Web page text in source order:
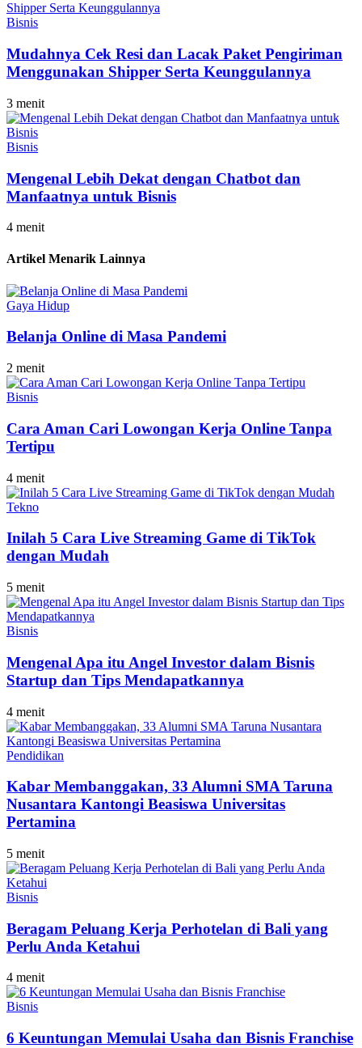
Bisnis
Mudahnya Cek Resi dan Lacak Paket Pengiriman
Menggunakan Shipper Serta Keunggulannya
3 menit
Bisnis
Mengenal Lebih Dekat dengan Chatbot dan
Manfaatnya untuk Bisnis
4 menit
Artikel Menarik Lainnya
Gaya Hidup
Belanja Online di Masa Pandemi
2 menit
Bisnis
Cara Aman Cari Lowongan Kerja Online Tanpa
Tertipu
4 menit
Tekno
Inilah 5 Cara Live Streaming Game di TikTok
dengan Mudah
5 menit
Bisnis
Mengenal Apa itu Angel Investor dalam Bisnis
Startup dan Tips Mendapatkannya
4 menit
Pendidikan
Kabar Membanggakan, 33 Alumni SMA Taruna
Nusantara Kantongi Beasiswa Universitas
Pertamina
5 menit
Bisnis
Beragam Peluang Kerja Perhotelan di Bali yang
Perlu Anda Ketahui
4 menit
Bisnis
6 Keuntungan Memulai Usaha dan Bisnis Franchise